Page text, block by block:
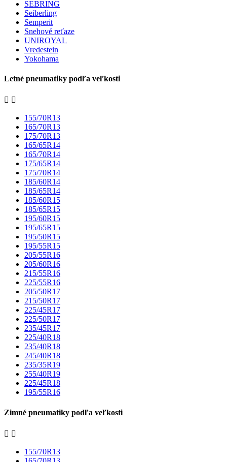
SEBRING
Seiberling
Semperit
Snehové reťaze
UNIROYAL
Vredestein
Yokohama
Letné pneumatiky podľa veľkosti
 
155/70R13
165/70R13
175/70R13
165/65R14
165/70R14
175/65R14
175/70R14
185/60R14
185/65R14
185/60R15
185/65R15
195/60R15
195/65R15
195/50R15
195/55R15
205/55R16
205/60R16
215/55R16
225/55R16
205/50R17
215/50R17
225/45R17
225/50R17
235/45R17
225/40R18
235/40R18
245/40R18
235/35R19
255/40R19
225/45R18
195/55R16
Zimné pneumatiky podľa veľkosti
 
155/70R13